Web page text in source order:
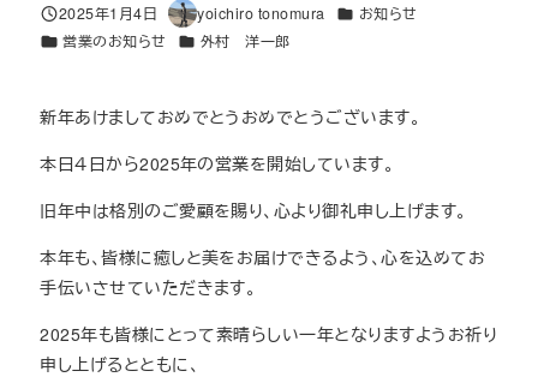
投稿日
2025年1月4日
著
者
yoichiro tonomura カテゴリー
お知らせ
カテゴリー
営業のお知らせ カテゴリー
外村 洋一郎
新年あけましておめでとうおめでとうございます。
本日４日から2025年の営業を開始しています。
旧年中は格別のご愛顧を賜り、心より御礼申し上げます。
本年も、皆様に癒しと美をお届けできるよう、心を込めてお
手伝いさせていただきます。
2025年も皆様にとって素晴らしい一年となりますようお祈り
申し上げるとともに、